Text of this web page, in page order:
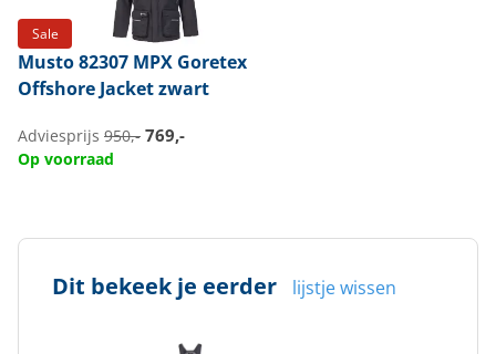
Sale
Musto82307 MPX Goretex
Offshore Jacket zwart
Adviesprijs 950,- 769,-
Op voorraad
Dit bekeek je eerder lijstje wissen